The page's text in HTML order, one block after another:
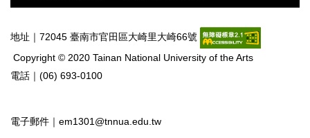
地址｜72045 臺南市官田區大崎里大崎66號
Copyright © 2020 Tainan National University of the Arts
電話｜(06) 693-0100
電子郵件｜ em1301@tnnua.edu.tw